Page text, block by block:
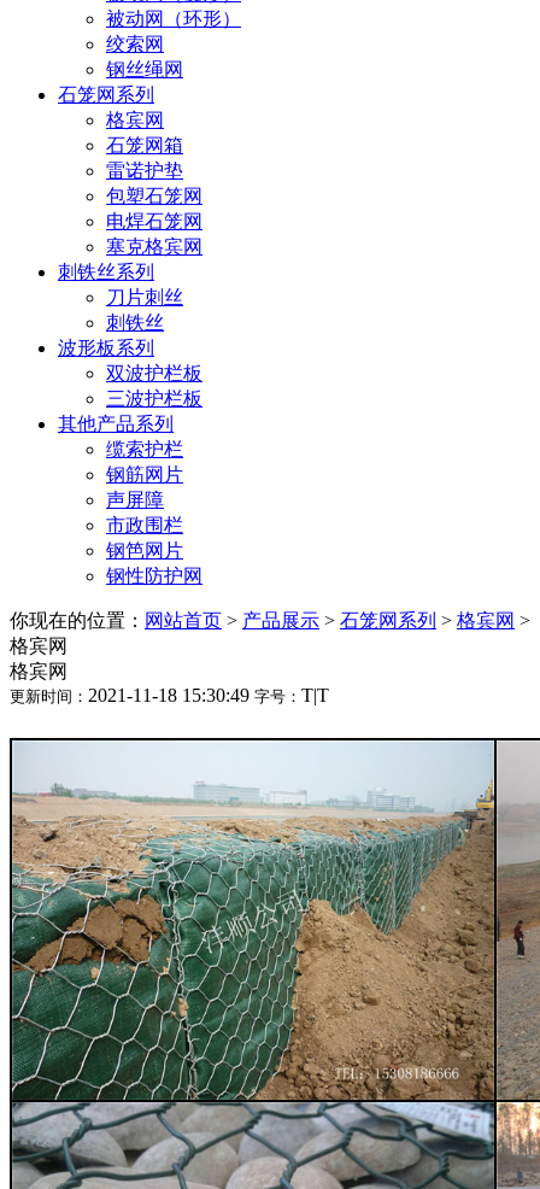
被动网（环形）
绞索网
钢丝绳网
石笼网系列
格宾网
石笼网箱
雷诺护垫
包塑石笼网
电焊石笼网
塞克格宾网
刺铁丝系列
刀片刺丝
刺铁丝
波形板系列
双波护栏板
三波护栏板
其他产品系列
缆索护栏
钢筋网片
声屏障
市政围栏
钢笆网片
钢性防护网
你现在的位置： 网站首页 > 产品展示 > 石笼网系列 > 格宾网 >
格宾网
格宾网
更新时间： 2021-11-18 15:30:49 字号： T|T